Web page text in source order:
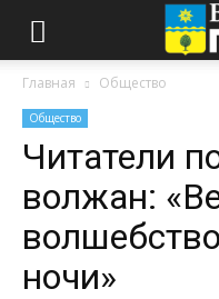
Главная Общество
Общество
Читатели
волжан:
ночи»